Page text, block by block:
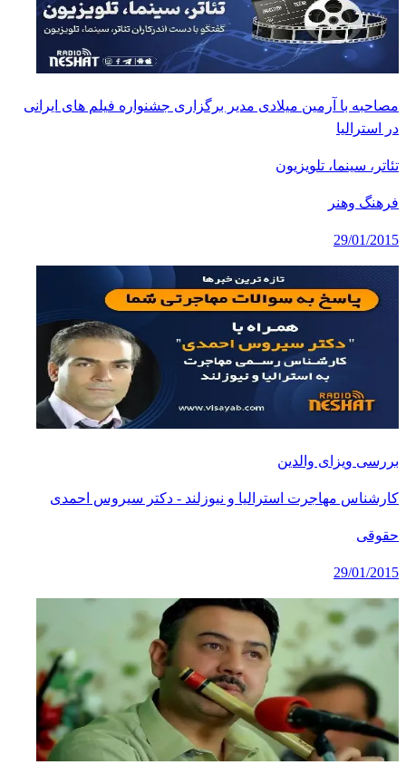
مصاحبه با آرمین میلادی مدیر برگزاری جشنواره فیلم های ایرانی
در استرالیا
تئاتر، سینما، تلویزیون
فرهنگ وهنر
29/01/2015
بررسی ویزای والدین
کارشناس مهاجرت استرالیا و نیوزلند - دکتر سیروس احمدی
حقوقی
29/01/2015